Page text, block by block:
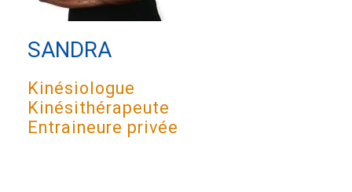
SANDRA
Kinésiologue
Kinésithérapeute
Entraineure privée